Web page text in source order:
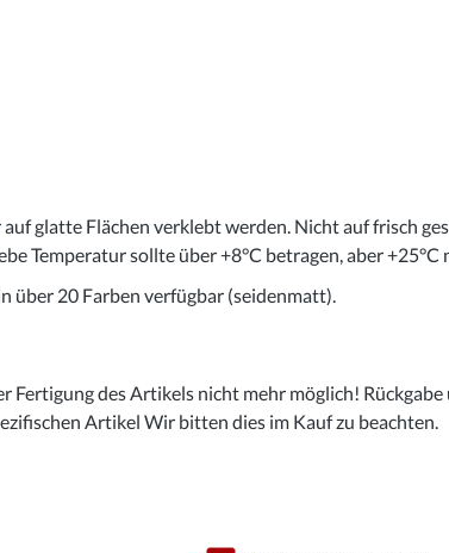
glatte Flächen verklebt werden. Nicht auf frisch
Temperatur sollte über +8°C betragen, aber
über 20 Farben verfügbar (seidenmatt).
Fertigung des Artikels nicht mehr möglich!
Artikel Wir bitten dies im Kauf zu beachten.